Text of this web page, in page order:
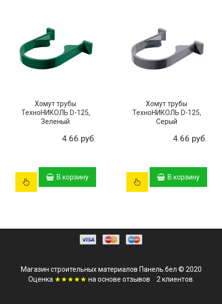
Хомут трубы
ТехноНИКОЛЬ D-125,
Зеленый
4.66 руб.
В корзину
Хомут трубы
ТехноНИКОЛЬ D-125,
Серый
4.66 руб.
В корзину
Магазин строительных материалов Панель.бел © 2020
Оценка ★★★★★ на основе отзывов 2 клиентов.